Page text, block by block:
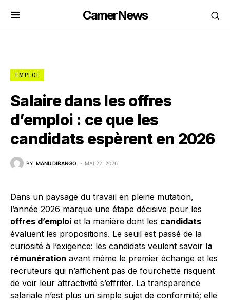
CamerNews
EMPLOI
Salaire dans les offres
d’emploi : ce que les
candidats espèrent en 2026
BY MANU DIBANGO MAI 22, 2026
Dans un paysage du travail en pleine mutation,
l’année 2026 marque une étape décisive pour les
offres d’emploi et la manière dont les candidats
évaluent les propositions. Le seuil est passé de la
curiosité à l’exigence: les candidats veulent savoir la
rémunération avant même le premier échange et les
recruteurs qui n’affichent pas de fourchette risquent
de voir leur attractivité s’effriter. La transparence
salariale n’est plus un simple sujet de conformité; elle